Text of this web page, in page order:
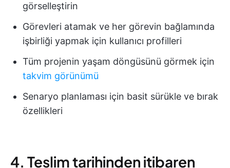
görselleştirin
Görevleri atamak ve her görevin bağlamında
işbirliği yapmak için kullanıcı profilleri
Tüm projenin yaşam döngüsünü görmek için
takvim görünümü
Senaryo planlaması için basit sürükle ve bırak
özellikleri
4. Teslim tarihinden itibaren